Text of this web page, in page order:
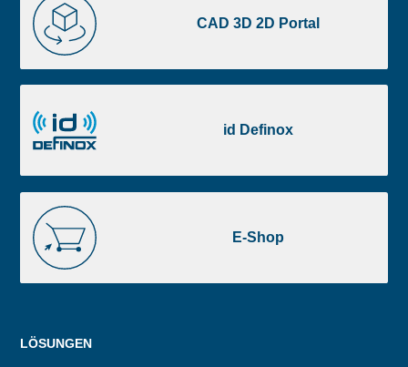
CAD 3D 2D Portal
3D
2D
Portal
id Definox
Definox
E-Shop
Shop
Menu
LÖSUNGEN